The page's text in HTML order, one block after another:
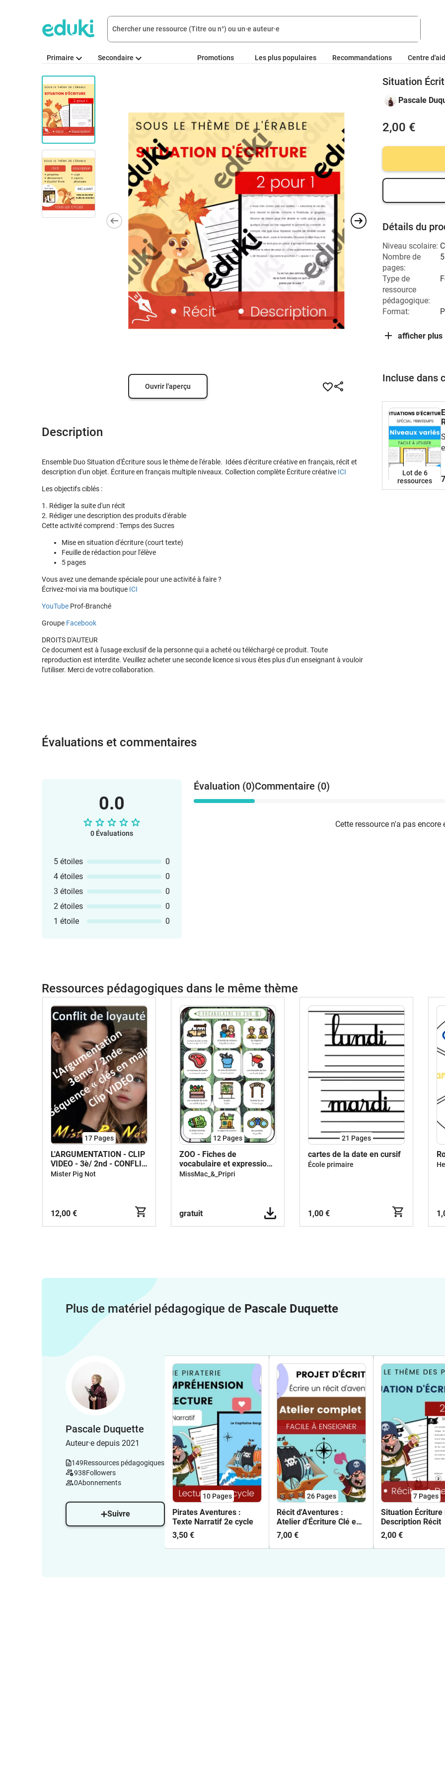
Primaire Secondaire Promotions Les plus populaires Recommandations Centre
Ouvrir l'aperçu
Description
Ensemble Duo Situation d'Écriture sous le thème de l'érable. Idées d'écriture créative en français, récit et
description d'un objet. Écriture en français multiple niveaux. Collection complète Écriture créative ICI
Les objectifs ciblés :
1. Rédiger la suite d'un récit
2. Rédiger une description des produits d'érable
Cette activité comprend : Temps des Sucres
Mise en situation d'écriture (court texte)
Feuille de rédaction pour l'élève
5 pages
Vous avez une demande spéciale pour une activité à faire ?
Écrivez-moi via ma boutique ICI
YouTube Prof-Branché
Groupe Facebook
DROITS D'AUTEUR
Ce document est à l'usage exclusif de la personne qui a acheté ou téléchargé ce produit. Toute
reproduction est interdite. Veuillez acheter une seconde licence si vous êtes plus d'un enseignant à vouloir
l'utiliser. Merci de votre collaboration.
Situation
Pascale
2,00 €
Détails du
Niveau scolaire:
Nombre de
pages:
Type de
ressource
pédagogique:
Format:
afficher plus
Incluse dans
Lot de 6
ressources
Évaluations et commentaires
0.0
0 Évaluations
5 étoiles
0
4 étoiles
0
3 étoiles
0
2 étoiles
0
1 étoile
0
Évaluation (0)Commentaire (0)
Cette ressource n'a pas encore
Ressources pédagogiques dans le même thème
17 Pages
L'ARGUMENTATION - CLIP
VIDEO - 3è/ 2nd - CONFLIT
DE LOYAUTE
Mister Pig Not
12,00 €
12 Pages
ZOO - Fiches de
vocabulaire et expression
écrite
MissMac_&_Pripri
gratuit
21 Pages
cartes de la date en cursif
École primaire
1,00 €
Plus de matériel pédagogique de Pascale Duquette
Pascale Duquette
Auteur·e depuis 2021
149Ressources pédagogiques
938Followers
0Abonnements
Suivre
10 Pages
Pirates Aventures :
Texte Narratif 2e cycle
3,50 €
26 Pages
Récit d'Aventures :
Atelier d'Écriture Clé en
Main
7,00 €
7 Pages
Situation Écriture
Description Récit
2,00 €